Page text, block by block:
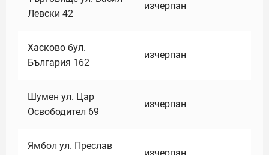
Левски 42
изчерпан
Хасково бул.
България 162
изчерпан
Шумен ул. Цар
Освободител 69
изчерпан
Ямбол ул. Преслав